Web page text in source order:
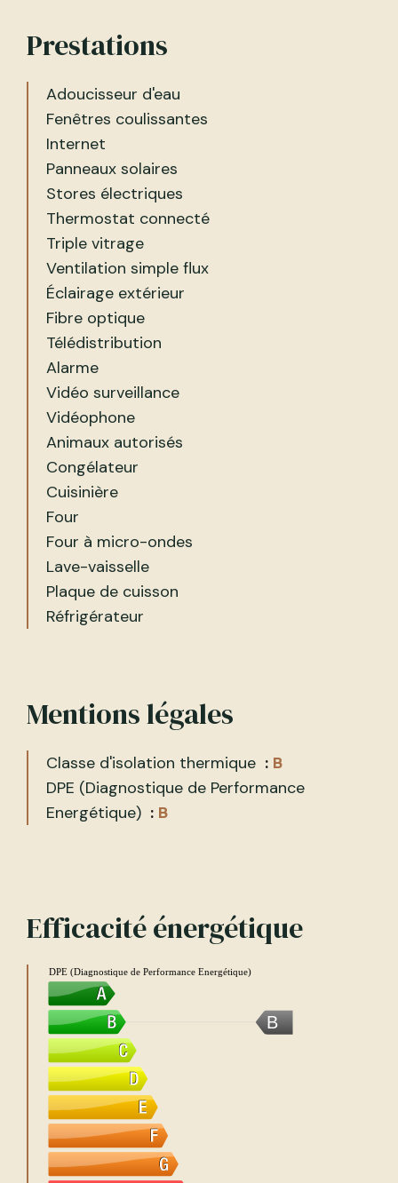
Prestations
Adoucisseur d'eau
Fenêtres coulissantes
Internet
Panneaux solaires
Stores électriques
Thermostat connecté
Triple vitrage
Ventilation simple flux
Éclairage extérieur
Fibre optique
Télédistribution
Alarme
Vidéo surveillance
Vidéophone
Animaux autorisés
Congélateur
Cuisinière
Four
Four à micro-ondes
Lave-vaisselle
Plaque de cuisson
Réfrigérateur
Mentions légales
Classe d'isolation thermique
B
DPE (Diagnostique de Performance
Energétique)
B
Efficacité énergétique
B
DPE (Diagnostique de Performance Energétique)